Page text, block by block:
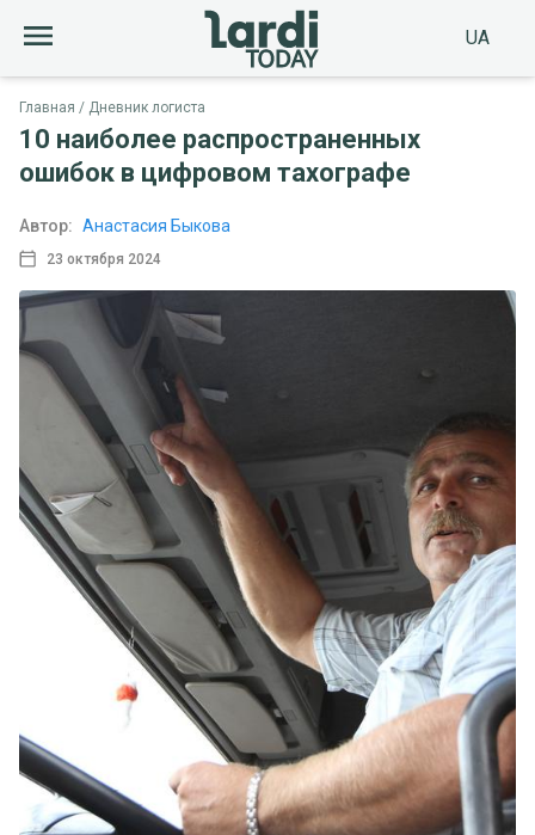
UA
Главная Дневник логиста
10 наиболее распространенных
ошибок в цифровом тахографе
23 октября 2024
Автор: Анастасия Быкова